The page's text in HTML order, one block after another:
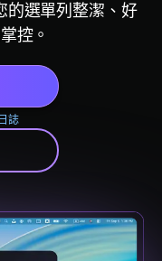
的選單列整潔、好
控。
誌